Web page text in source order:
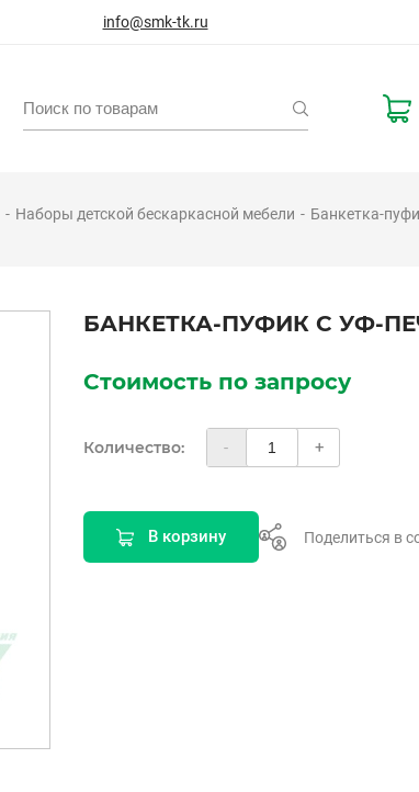
info@smk-tk.ru
Наборы детской бескаркасной мебели Банкетка-
БАНКЕТКА-ПУФИК С УФ-
Стоимость по запросу
Количество: - +
В корзину Поделиться в